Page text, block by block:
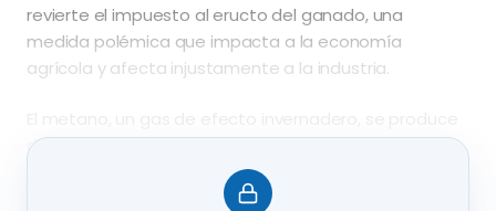
revierte el impuesto al eructo del ganado, una
medida polémica que impacta a la economía
agrícola y afecta injustamente a la industria.
durante la digestión de estos animales, por ello, este
impuesto tenía como objetivo ayudar a Nueva
Zelanda a cumplir sus obligaciones climáticas